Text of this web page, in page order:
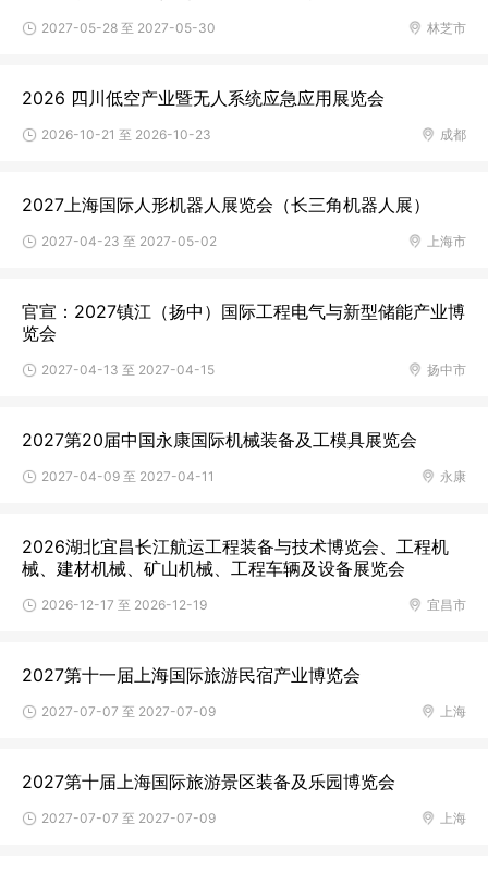
林芝市
2027-05-28 至 2027-05-30
2026 四川低空产业暨无人系统应急应用展览会
成都
2026-10-21 至 2026-10-23
2027上海国际人形机器人展览会（长三角机器人展）
上海市
2027-04-23 至 2027-05-02
官宣：2027镇江（扬中）国际工程电气与新型储能产业博
览会
扬中市
2027-04-13 至 2027-04-15
2027第20届中国永康国际机械装备及工模具展览会
永康
2027-04-09 至 2027-04-11
2026湖北宜昌长江航运工程装备与技术博览会、工程机
械、建材机械、矿山机械、工程车辆及设备展览会
宜昌市
2026-12-17 至 2026-12-19
2027第十一届上海国际旅游民宿产业博览会
上海
2027-07-07 至 2027-07-09
2027第十届上海国际旅游景区装备及乐园博览会
上海
2027-07-07 至 2027-07-09